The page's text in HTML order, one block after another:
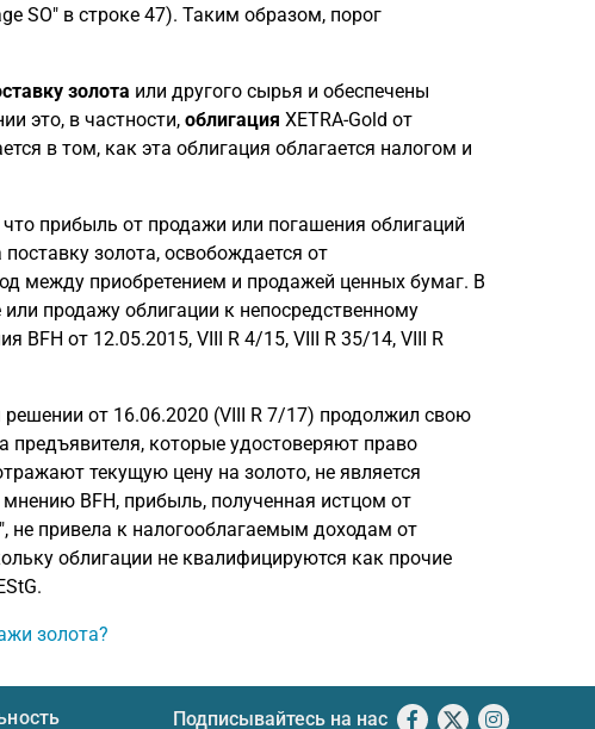
SO" в строке 47). Таким образом, порог
золота или другого сырья и обеспечены
это, в частности, облигация XETRA-Gold от
в том, как эта облигация облагается налогом и
прибыль от продажи или погашения облигаций
золота, освобождается от
между приобретением и продажей ценных бумаг. В
или продажу облигации к непосредственному
BFH от 12.05.2015, VIII R 4/15, VIII R 35/14, VIII R
от 16.06.2020 (VIII R 7/17) продолжил свою
предъявителя, которые удостоверяют право
текущую цену на золото, не является
BFH, прибыль, полученная истцом от
не привела к налогооблагаемым доходам от
облигации не квалифицируются как прочие
золота?
Подписывайтесь на нас Facebook
X Instagram